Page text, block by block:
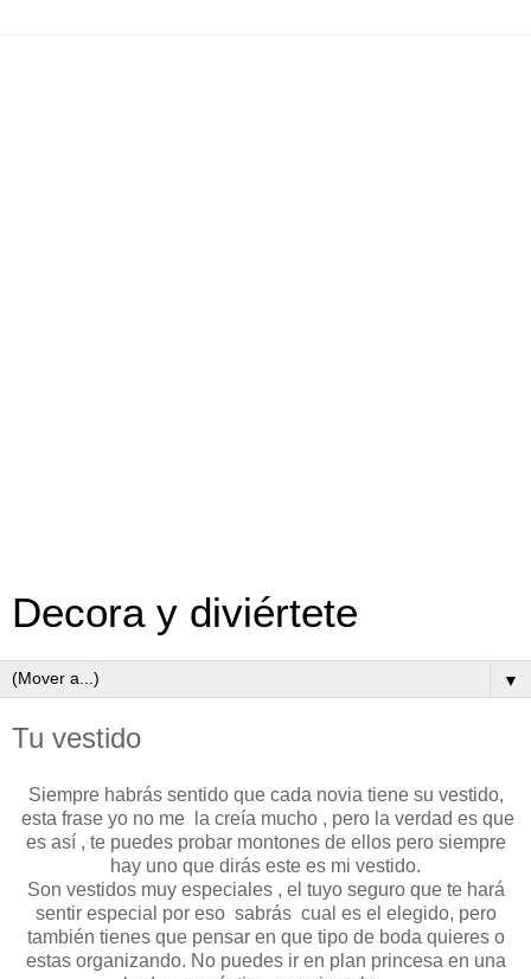
Decora y diviértete
▼
Tu vestido
Siempre habrás sentido que cada novia tiene su vestido,
esta frase yo no me la creía mucho , pero la verdad es que
es así , te puedes probar montones de ellos pero siempre
hay uno que dirás este es mi vestido.
Son vestidos muy especiales , el tuyo seguro que te hará
sentir especial por eso sabrás cual es el elegido, pero
también tienes que pensar en que tipo de boda quieres o
estas organizando. No puedes ir en plan princesa en una